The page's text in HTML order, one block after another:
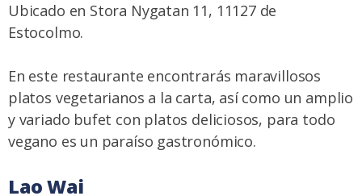
Ubicado en Stora Nygatan 11, 11127 de
Estocolmo.
En este restaurante encontrarás maravillosos
platos vegetarianos a la carta, así como un amplio
y variado bufet con platos deliciosos, para todo
vegano es un paraíso gastronómico.
Lao Wai